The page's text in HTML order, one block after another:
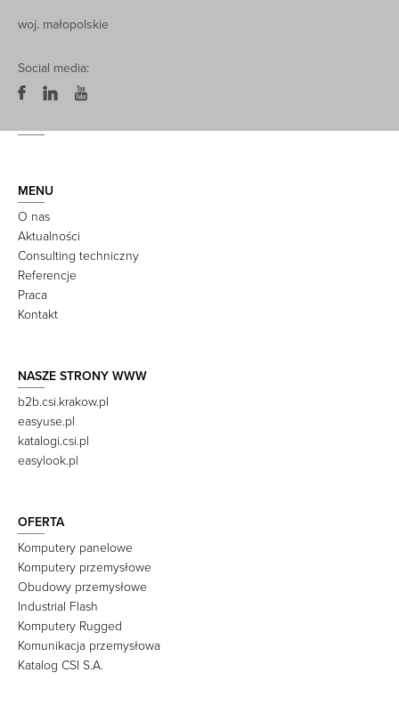
woj. małopolskie
Social media:
MENU
O nas
Aktualności
Consulting techniczny
Referencje
Praca
Kontakt
NASZE STRONY WWW
b2b.csi.krakow.pl
easyuse.pl
katalogi.csi.pl
easylook.pl
OFERTA
Komputery panelowe
Komputery przemysłowe
Obudowy przemysłowe
Industrial Flash
Komputery Rugged
Komunikacja przemysłowa
Katalog CSI S.A.